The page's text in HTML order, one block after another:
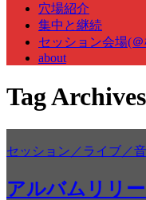
穴場紹介
集中と継続
セッション会場(
about
Tag
セッション／ライブ／
アルバムリリ